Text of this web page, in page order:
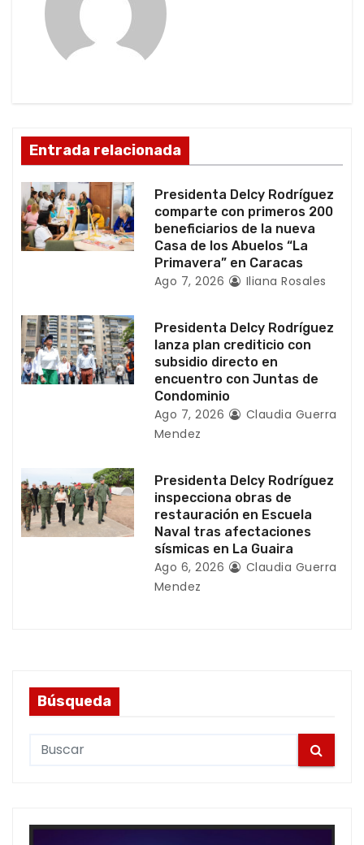
e
n
t
r
d
a
s
Entrada relacionada
Presidenta Delcy Rodríguez
comparte con primeros 200
beneficiarios de la nueva
Casa de los Abuelos “La
Primavera” en Caracas
Ago 7, 2026 Iliana Rosales
Presidenta Delcy Rodríguez
lanza plan crediticio con
subsidio directo en
encuentro con Juntas de
Condominio
Ago 7, 2026
Claudia Guerra
Mendez
Presidenta Delcy Rodríguez
inspecciona obras de
restauración en Escuela
Naval tras afectaciones
sísmicas en La Guaira
Ago 6, 2026
Claudia Guerra
Mendez
Búsqueda
c